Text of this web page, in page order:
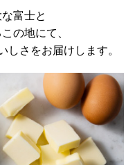
富士と
の地にて、
さをお届けします。